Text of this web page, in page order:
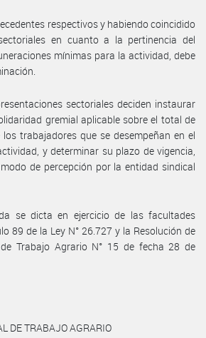
respectivos y habiendo coincidido
en cuanto a la pertinencia del
mínimas para la actividad, debe
sectoriales deciden instaurar
gremial aplicable sobre el total de
trabajadores que se desempeñan en el
y determinar su plazo de vigencia,
de percepción por la entidad sindical
se dicta en ejercicio de las facultades
89 de la Ley N° 26.727 y la Resolución de
Trabajo Agrario N° 15 de fecha 28 de
DE TRABAJO AGRARIO